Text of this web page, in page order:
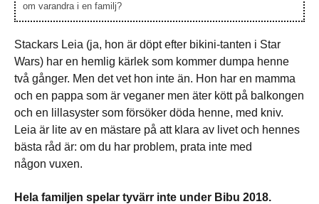
om varandra i en familj?
Stackars Leia (ja, hon är döpt efter bikini-tanten i Star
Wars) har en hemlig kärlek som kommer dumpa henne
två gånger. Men det vet hon inte än. Hon har en mamma
och en pappa som är veganer men äter kött på balkongen
och en lillasyster som försöker döda henne, med kniv.
Leia är lite av en mästare på att klara av livet och hennes
bästa råd är: om du har problem, prata inte med
någon vuxen.
Hela familjen spelar tyvärr inte under Bibu 2018.